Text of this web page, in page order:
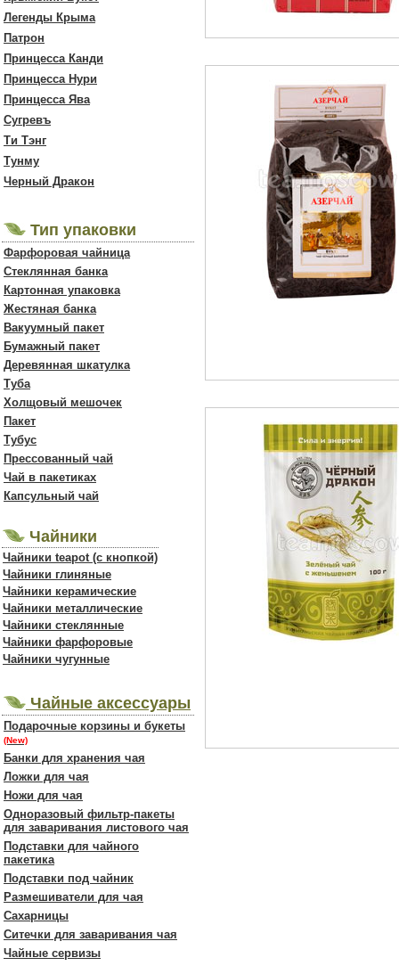
Легенды Крыма
Патрон
Принцесса Канди
Принцесса Нури
Принцесса Ява
Сугревъ
Ти Тэнг
Тунму
Черный Дракон
Тип упаковки
Фарфоровая чайница
Стеклянная банка
Картонная упаковка
Жестяная банка
Вакуумный пакет
Бумажный пакет
Деревянная шкатулка
Туба
Холщовый мешочек
Пакет
Тубус
Прессованный чай
Чай в пакетиках
Капсульный чай
Чайники
Чайники teapot (с кнопкой)
Чайники глиняные
Чайники керамические
Чайники металлические
Чайники стеклянные
Чайники фарфоровые
Чайники чугунные
Чайные аксессуары
Подарочные корзины и букеты
(New)
Банки для хранения чая
Ложки для чая
Ножи для чая
Одноразовый фильтр-пакеты
для заваривания листового чая
Подставки для чайного
пакетика
Подставки под чайник
Размешиватели для чая
Сахарницы
Ситечки для заваривания чая
Чайные сервизы